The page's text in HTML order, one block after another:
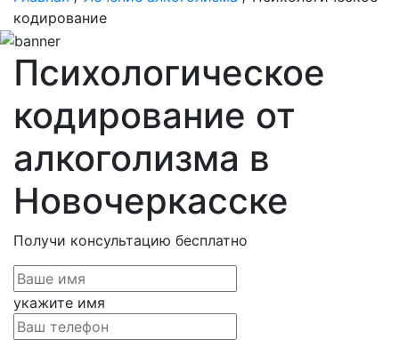
кодирование
Психологическое
кодирование от
алкоголизма в
Новочеркасске
Получи консультацию бесплатно
укажите имя